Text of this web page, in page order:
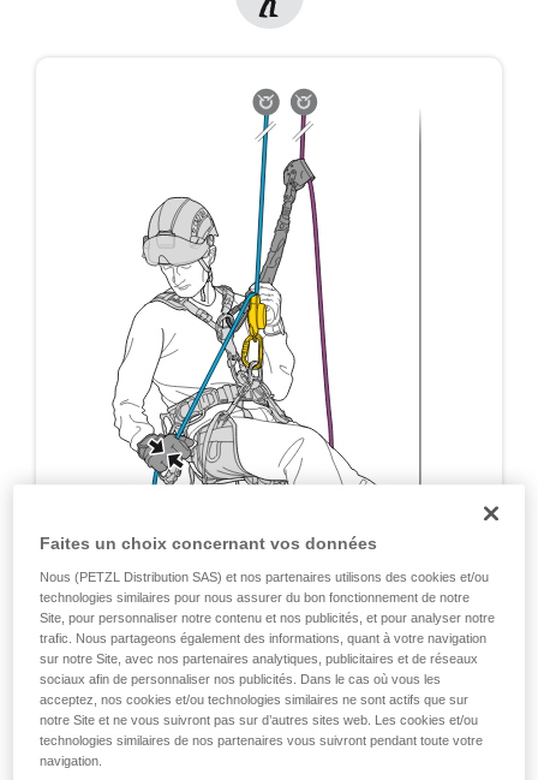
Faites un choix concernant vos données
Nous (PETZL Distribution SAS) et nos partenaires utilisons des cookies et/ou
technologies similaires pour nous assurer du bon fonctionnement de notre
Site, pour personnaliser notre contenu et nos publicités, et pour analyser notre
trafic. Nous partageons également des informations, quant à votre navigation
sur notre Site, avec nos partenaires analytiques, publicitaires et de réseaux
sociaux afin de personnaliser nos publicités. Dans le cas où vous les
acceptez, nos cookies et/ou technologies similaires ne sont actifs que sur
notre Site et ne vous suivront pas sur d’autres sites web. Les cookies et/ou
technologies similaires de nos partenaires vous suivront pendant toute votre
navigation.